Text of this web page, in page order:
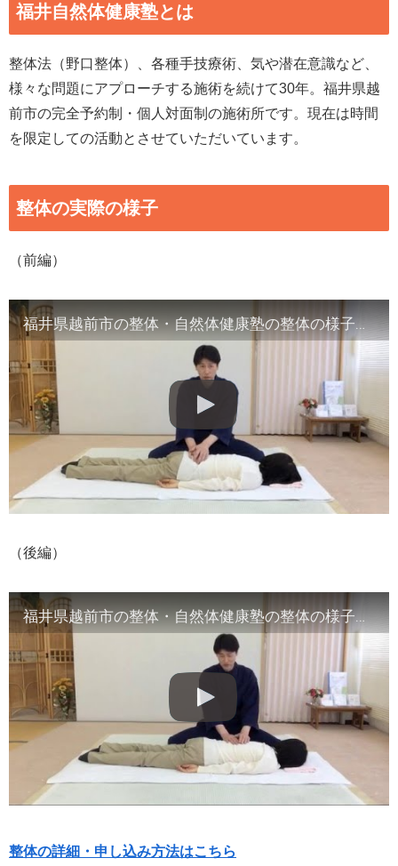
福井自然体健康塾とは
整体法（野口整体）、各種手技療術、気や潜在意識など、
様々な問題にアプローチする施術を続けて30年。福井県越
前市の完全予約制・個人対面制の施術所です。現在は時間
を限定しての活動とさせていただいています。
整体の実際の様子
（前編）
福井県越前市の整体・自然体健康塾の整体の様子（1）背骨の観察／骨盤他
（後編）
福井県越前市の整体・自然体健康塾の整体の様子（2）腹部や首など
整体の詳細・申し込み方法はこちら